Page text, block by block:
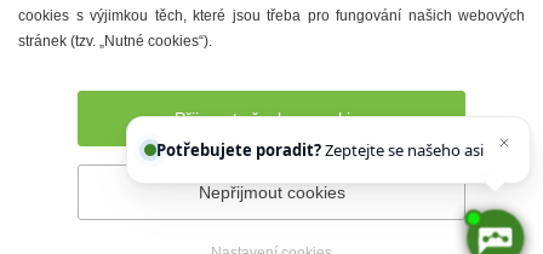
Denní meníčka
Prohlášení o přístupnosti Správce webu
cookies s výjimkou těch, které jsou třeba pro fungování našich webových
stránek (tzv. „Nutné cookies“).
Přijmout všechny cookies
Nepřijmout cookies
Potřebujete poradit?
Chettyho.